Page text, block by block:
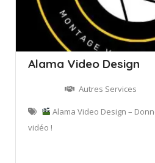
Alama Video Design
Autres Services
Alama Video Design –
vidéo !